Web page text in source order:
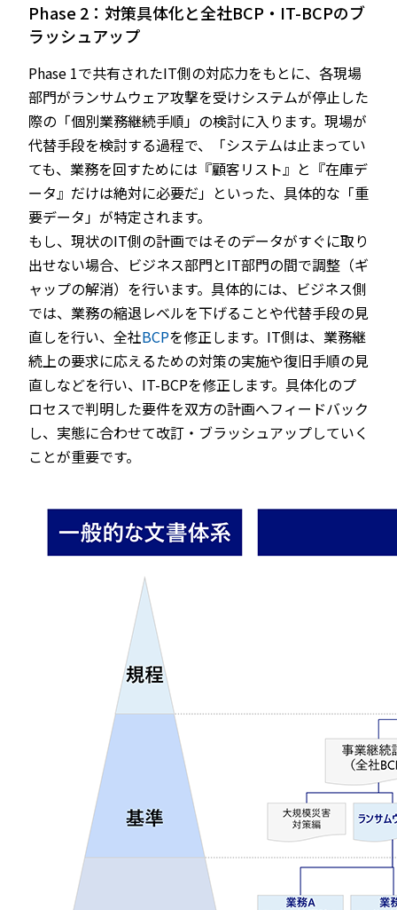
Phase 2：対策具体化と全社BCP・IT-BCPのブ
ラッシュアップ
Phase 1で共有されたIT側の対応力をもとに、各現場
部門がランサムウェア攻撃を受けシステムが停止した
際の「個別業務継続手順」の検討に入ります。現場が
代替手段を検討する過程で、「システムは止まってい
ても、業務を回すためには『顧客リスト』と『在庫デ
ータ』だけは絶対に必要だ」といった、具体的な「重
要データ」が特定されます。
もし、現状のIT側の計画ではそのデータがすぐに取り
出せない場合、ビジネス部門とIT部門の間で調整（ギ
ャップの解消）を行います。具体的には、ビジネス側
では、業務の縮退レベルを下げることや代替手段の見
直しを行い、全社BCPを修正します。IT側は、業務継
続上の要求に応えるための対策の実施や復旧手順の見
直しなどを行い、IT-BCPを修正します。具体化のプ
ロセスで判明した要件を双方の計画へフィードバック
し、実態に合わせて改訂・ブラッシュアップしていく
ことが重要です。